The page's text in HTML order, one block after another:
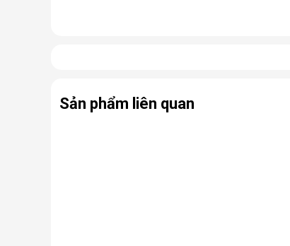
Nhưng thực chất, đây là một chiếc điều hòa
Sản phẩm liên quan